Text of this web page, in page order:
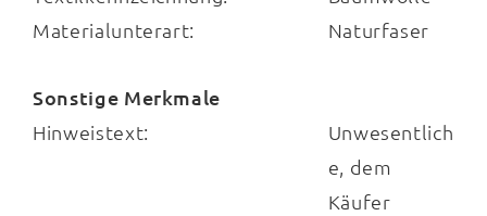
Materialunterart:
Naturfaser
Sonstige Merkmale
Hinweistext:
Unwesentlich
e, dem
Käufer